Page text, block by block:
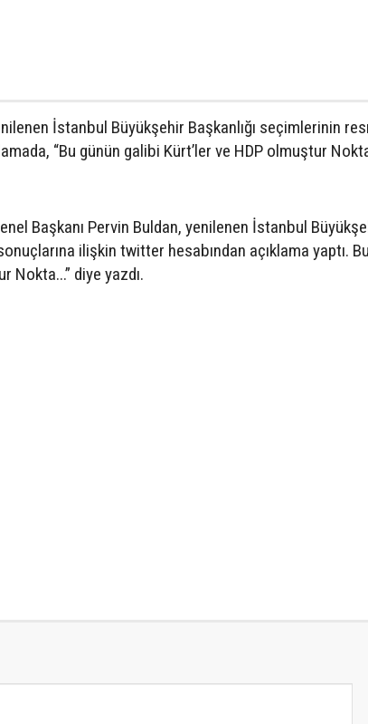
İstanbul Büyükşehir Başkanlığı seçimlerinin
“Bu günün galibi Kürt’ler ve HDP olmuştur
Başkanı Pervin Buldan, yenilenen İstanbul
ilişkin twitter hesabından açıklama yaptı.
Nokta...” diye yazdı.